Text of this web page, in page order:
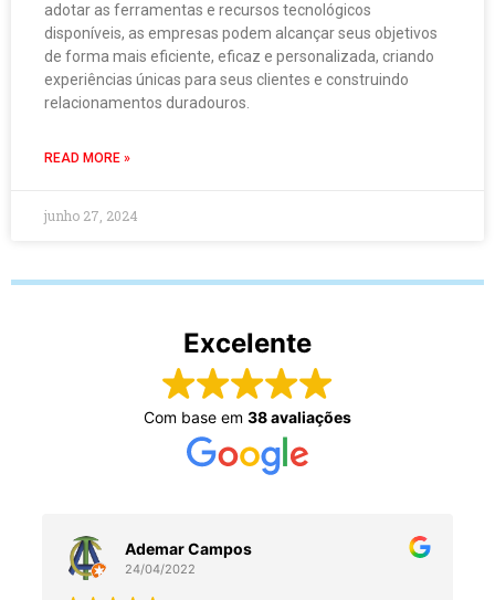
adotar as ferramentas e recursos tecnológicos
disponíveis, as empresas podem alcançar seus objetivos
de forma mais eficiente, eficaz e personalizada, criando
experiências únicas para seus clientes e construindo
relacionamentos duradouros.
READ MORE »
junho 27, 2024
Excelente
Com base em 38 avaliações
Ademar Campos
24/04/2022